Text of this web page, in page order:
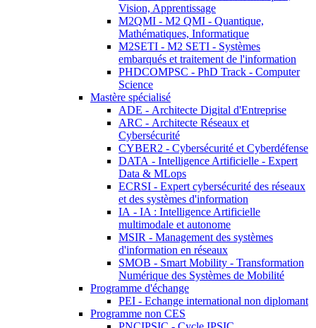
Vision, Apprentissage
M2QMI - M2 QMI - Quantique,
Mathématiques, Informatique
M2SETI - M2 SETI - Systèmes
embarqués et traitement de l'information
PHDCOMPSC - PhD Track - Computer
Science
Mastère spécialisé
ADE - Architecte Digital d'Entreprise
ARC - Architecte Réseaux et
Cybersécurité
CYBER2 - Cybersécurité et Cyberdéfense
DATA - Intelligence Artificielle - Expert
Data & MLops
ECRSI - Expert cybersécurité des réseaux
et des systèmes d'information
IA - IA : Intelligence Artificielle
multimodale et autonome
MSIR - Management des systèmes
d'information en réseaux
SMOB - Smart Mobility - Transformation
Numérique des Systèmes de Mobilité
Programme d'échange
PEI - Echange international non diplomant
Programme non CES